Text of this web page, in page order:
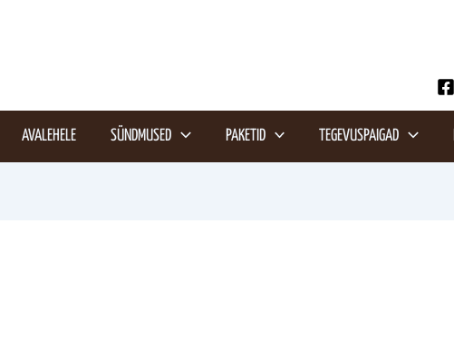
AVALEHELE SÜNDMUSED PAKETID TEGEVUSPAIGAD